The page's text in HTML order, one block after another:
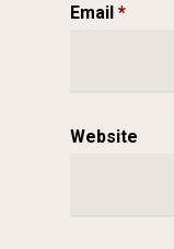
Email *
Website